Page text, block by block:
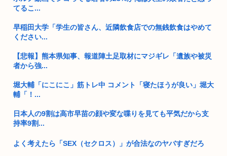
る」
独身ケンモミン、1600万円で終の住処を購入…
【高市】ゴラム(56歳)、女子中学生をナイフで脅し性的暴行
5ちゃんのどこでもいいけど、日本人の税金使って日本人批判
日本人て第二次世界大戦を巻き込まれた戦争だと思ってない？
てるこ...
早稲田大学「学生の皆さん、近隣飲食店での無銭飲食はやめて
ください...
【悲報】熊本県知事、報道陣土足取材にマジギレ「遺族や被災
者から強...
堀大輔「にこにこ」筋トレ中 コメント「寝たほうが良い」堀大
輔「！...
日本人の9割は高市早苗の顔や変な喋りを見ても平気だから支
持率9割...
よく考えたら「SEX（セクロス）」が合法なのヤバすぎだろ